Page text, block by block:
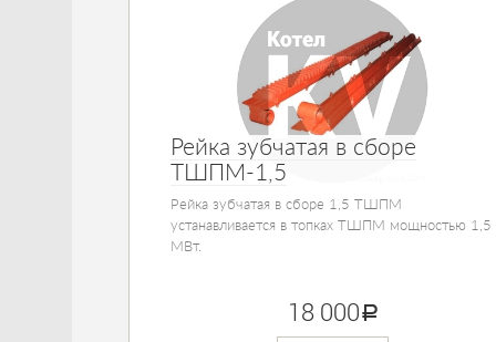
Рейка зубчатая в сборе
ТШПМ-1,5
Рейка зубчатая в сборе 1,5 ТШПМ
устанавливается в топках ТШПМ мощностью 1,5
МВт.
18 000руб.